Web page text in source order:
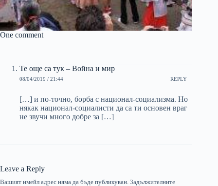
One comment
Те още са тук – Война и мир
08/04/2019 / 21:44 REPLY
[…] и по-точно, борба с национал-социализма. Но
някак национал-социалисти да са ти основен враг
не звучи много добре за […]
Leave a Reply
Вашият имейл адрес няма да бъде публикуван. Задължителните